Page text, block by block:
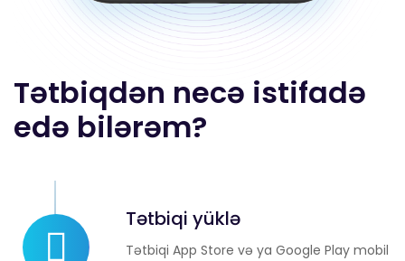
Tətbiqdən necə istifadə
edə bilərəm?
Tətbiqi yüklə
Tətbiqi App Store və ya Google Play mobil